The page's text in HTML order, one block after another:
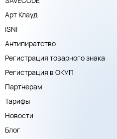
Арт Клауд
ISNI
Антипиратство
Регистрация товарного знака
Регистрация в ОКУП
Партнерам
Тарифы
Новости
Блог